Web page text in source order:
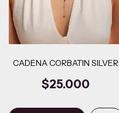
CADENA CORBATIN SILVER
$25.000